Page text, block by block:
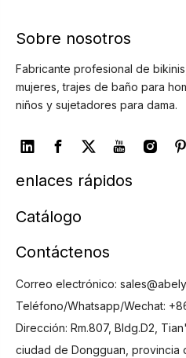
Sobre nosotros
Fabricante profesional de
mujeres, trajes de baño para
niños y sujetadores para dama.
enlaces rápidos
Catálogo
Contáctenos
Correo electrónico:
Teléfono/Whatsapp/Wechat:
Dirección: Rm.807, Bldg.D2,
ciudad de Dongguan, provincia